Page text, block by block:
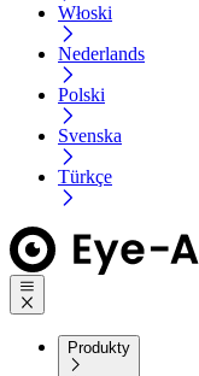
Włoski
Nederlands
Polski
Svenska
Türkçe
Produkty